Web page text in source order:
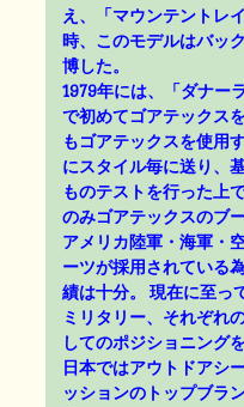
え、「マウンテントレ
時、このモデルはバッ
博した。
1979年には、「ダナー
で初めてゴアテックス
もゴアテックスを使用
にスタイル毎に送り、
ものテストを行った上
のみゴアテックスのブ
アメリカ陸軍・海軍・
ーツが採用されている
績は十分。 現在に至っ
ミリタリー、それぞれ
してのポジショニングを
日本ではアウトドアシ
ッションのトップブラ